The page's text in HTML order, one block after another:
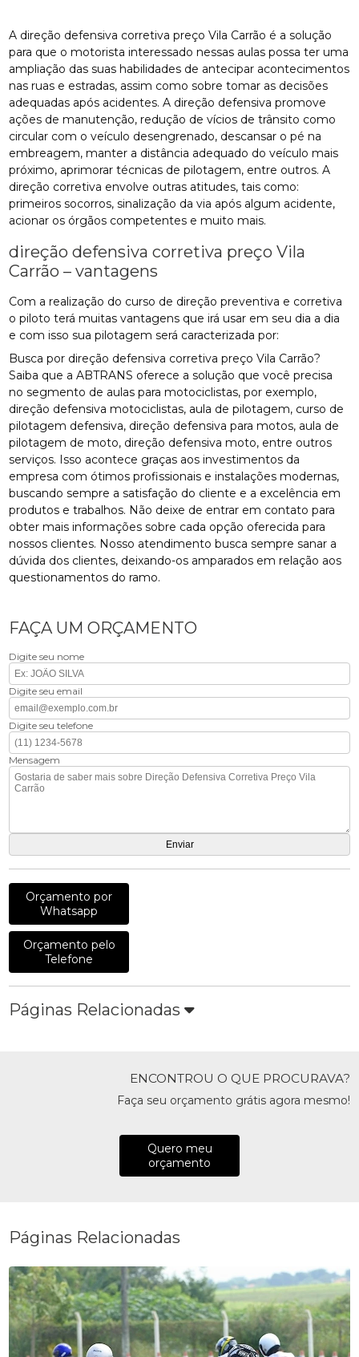
A direção defensiva corretiva preço Vila Carrão é a solução
para que o motorista interessado nessas aulas possa ter uma
ampliação das suas habilidades de antecipar acontecimentos
nas ruas e estradas, assim como sobre tomar as decisões
adequadas após acidentes. A direção defensiva promove
ações de manutenção, redução de vícios de trânsito como
circular com o veículo desengrenado, descansar o pé na
embreagem, manter a distância adequado do veículo mais
próximo, aprimorar técnicas de pilotagem, entre outros. A
direção corretiva envolve outras atitudes, tais como:
primeiros socorros, sinalização da via após algum acidente,
acionar os órgãos competentes e muito mais.
direção defensiva corretiva preço Vila
Carrão – vantagens
Com a realização do curso de direção preventiva e corretiva
o piloto terá muitas vantagens que irá usar em seu dia a dia
e com isso sua pilotagem será caracterizada por:
Busca por direção defensiva corretiva preço Vila Carrão?
Saiba que a ABTRANS oferece a solução que você precisa
no segmento de aulas para motociclistas, por exemplo,
direção defensiva motociclistas, aula de pilotagem, curso de
pilotagem defensiva, direção defensiva para motos, aula de
pilotagem de moto, direção defensiva moto, entre outros
serviços. Isso acontece graças aos investimentos da
empresa com ótimos profissionais e instalações modernas,
buscando sempre a satisfação do cliente e a excelência em
produtos e trabalhos. Não deixe de entrar em contato para
obter mais informações sobre cada opção oferecida para
nossos clientes. Nosso atendimento busca sempre sanar a
dúvida dos clientes, deixando-os amparados em relação aos
questionamentos do ramo.
FAÇA UM ORÇAMENTO
Digite seu nome
Digite seu email
Digite seu telefone
Mensagem
Orçamento por
Whatsapp
Orçamento pelo
Telefone
Páginas Relacionadas
ENCONTROU O QUE PROCURAVA?
Faça seu orçamento grátis agora mesmo!
Quero meu
orçamento
Páginas Relacionadas